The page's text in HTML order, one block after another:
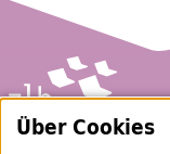
Zentral- und
Über Cookies